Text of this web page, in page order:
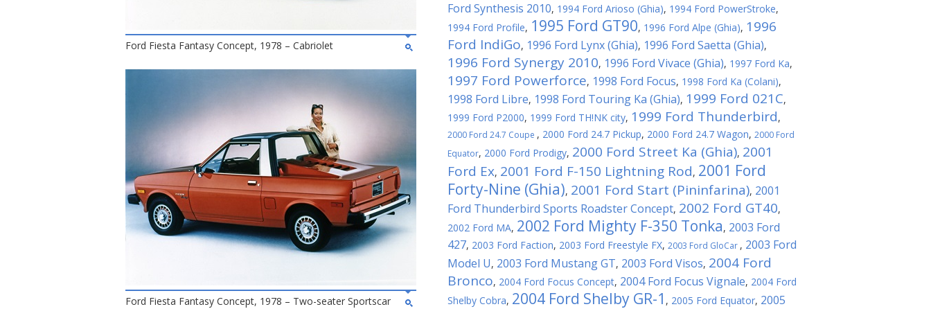
Ford Fiesta Fantasy Concept, 1978 – Cabriolet
Ford Fiesta Fantasy Concept, 1978 – Two-seater Sportscar
Ford Synthesis 2010, 1994 Ford Arioso (Ghia), 1994 Ford PowerStroke,
1994 Ford Profile, 1995 Ford GT90, 1996 Ford Alpe (Ghia), 1996
Ford IndiGo, 1996 Ford Lynx (Ghia), 1996 Ford Saetta (Ghia),
1996 Ford Synergy 2010, 1996 Ford Vivace (Ghia), 1997 Ford Ka,
1997 Ford Powerforce, 1998 Ford Focus, 1998 Ford Ka (Colani),
1998 Ford Libre, 1998 Ford Touring Ka (Ghia), 1999 Ford 021C,
1999 Ford P2000, 1999 Ford TH!NK city, 1999 Ford Thunderbird,
2000 Ford 24.7 Coupe , 2000 Ford 24.7 Pickup, 2000 Ford 24.7 Wagon, 2000 Ford
Equator, 2000 Ford Prodigy, 2000 Ford Street Ka (Ghia), 2001
Ford Ex, 2001 Ford F-150 Lightning Rod, 2001 Ford
Forty-Nine (Ghia), 2001 Ford Start (Pininfarina), 2001
Ford Thunderbird Sports Roadster Concept, 2002 Ford GT40,
2002 Ford MA, 2002 Ford Mighty F-350 Tonka, 2003 Ford
427, 2003 Ford Faction, 2003 Ford Freestyle FX, 2003 Ford GloCar , 2003 Ford
Model U, 2003 Ford Mustang GT, 2003 Ford Visos, 2004 Ford
Bronco, 2004 Ford Focus Concept, 2004 Ford Focus Vignale, 2004 Ford
Shelby Cobra, 2004 Ford Shelby GR-1 , 2005 Ford Equator, 2005